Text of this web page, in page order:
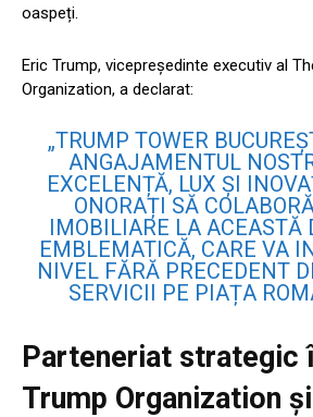
oaspeți.
Eric Trump, vicepreședinte executiv al
Organization, a declarat:
„TRUMP TOWER
ANGAJAMENTUL
EXCELENȚĂ, LUX ȘI
ONORAȚI SĂ
IMOBILIARE LA ACEASTĂ
EMBLEMATICĂ, CARE VA
NIVEL FĂRĂ PRECEDENT
SERVICII PE PIAȚA
Parteneriat strategic
Trump Organization